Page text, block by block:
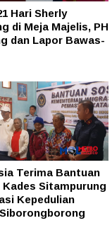
Hari Sherly
di Meja Majelis, PH
dan Lapor Bawas-
Terima Bantuan
Kades Sitampurung
Kepedulian